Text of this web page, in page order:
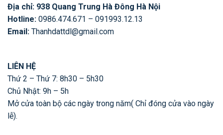
Địa chỉ: 938 Quang Trung Hà Đông Hà Nội
Hotline: 0986.474.671 – 091993.12.13
Email: Thanhdattdl@gmail.com
LIÊN HỆ
Thứ 2 – Thứ 7: 8h30 – 5h30
Chủ Nhật: 9h – 5h
Mở cửa toàn bộ các ngày trong năm( Chỉ đóng cửa vào ngày
lễ).